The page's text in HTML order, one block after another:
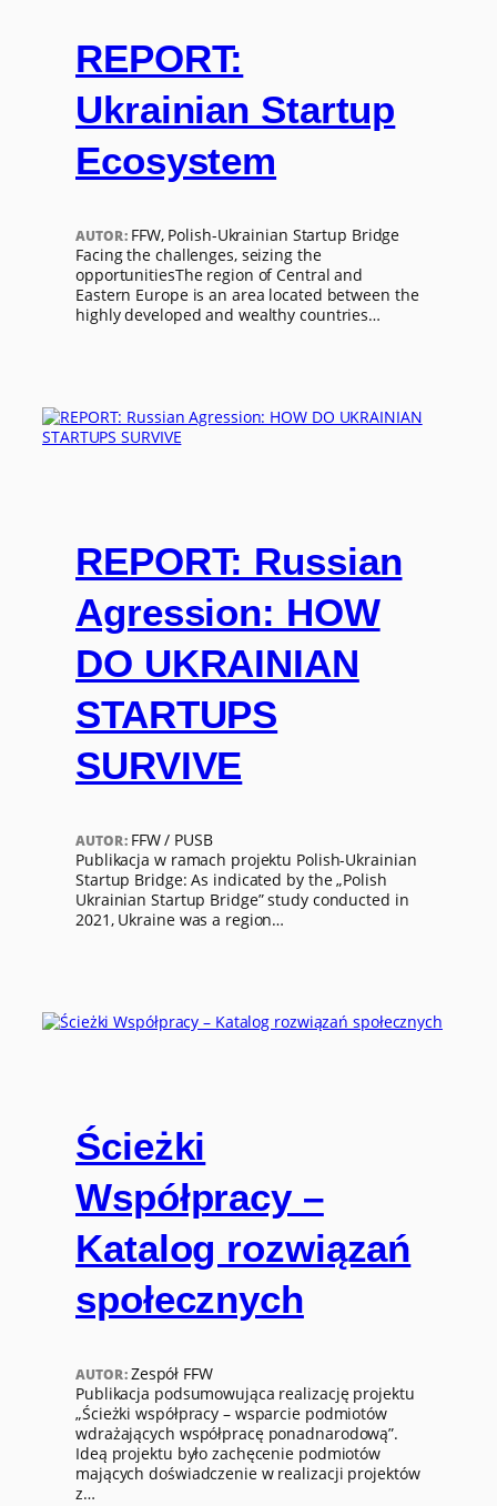
REPORT:
Ukrainian Startup
Ecosystem
AUTOR: FFW, Polish-Ukrainian Startup Bridge
Facing the challenges, seizing the
opportunitiesThe region of Central and
Eastern Europe is an area located between the
highly developed and wealthy countries…
REPORT: Russian
Agression: HOW
DO UKRAINIAN
STARTUPS
SURVIVE
AUTOR: FFW / PUSB
Publikacja w ramach projektu Polish-Ukrainian
Startup Bridge: As indicated by the „Polish
Ukrainian Startup Bridge” study conducted in
2021, Ukraine was a region…
Ścieżki
Współpracy –
Katalog rozwiązań
społecznych
AUTOR: Zespół FFW
Publikacja podsumowująca realizację projektu
„Ścieżki współpracy – wsparcie podmiotów
wdrażających współpracę ponadnarodową”.
Ideą projektu było zachęcenie podmiotów
mających doświadczenie w realizacji projektów
z…